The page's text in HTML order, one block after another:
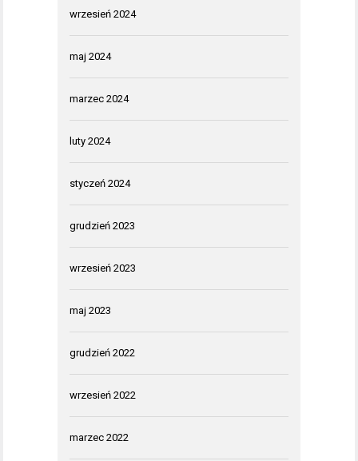
wrzesień 2024
maj 2024
marzec 2024
luty 2024
styczeń 2024
grudzień 2023
wrzesień 2023
maj 2023
grudzień 2022
wrzesień 2022
marzec 2022